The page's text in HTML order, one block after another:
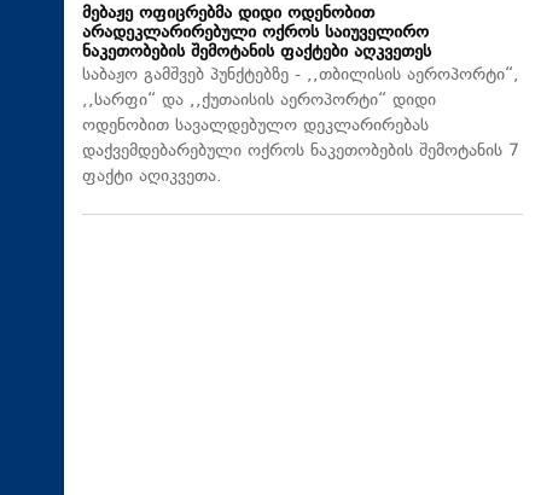
მებაჟე ოფიცრებმა დიდი ოდენობით
არადეკლარირებული ოქროს საიუველირო
ნაკეთობების შემოტანის ფაქტები აღკვეთეს
საბაჟო გამშვებ პუნქტებზე - ,,თბილისის აეროპორტი“,
,,სარფი“ და ,,ქუთაისის აეროპორტი“ დიდი
ოდენობით სავალდებულო დეკლარირებას
დაქვემდებარებული ოქროს ნაკეთობების შემოტანის 7
ფაქტი აღიკვეთა.